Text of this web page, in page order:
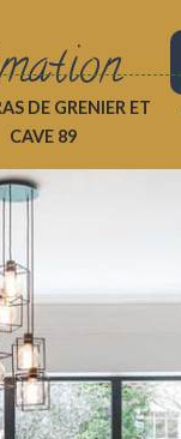
DE GRENIER ET
CAVE 89